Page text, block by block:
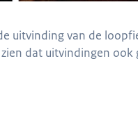
uitvinding van de
dat uitvindingen